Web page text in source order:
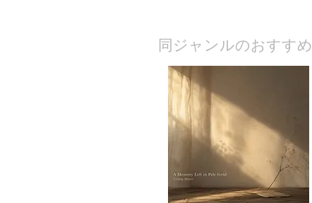
同ジャンルのおすす